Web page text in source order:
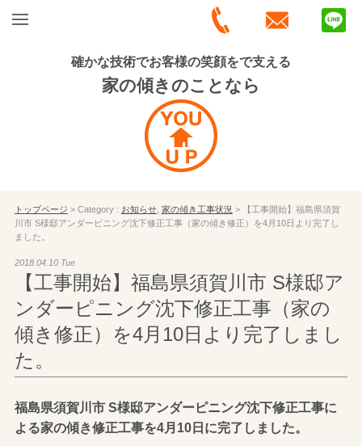
確かな技術でお客様の笑顔をで支える
家の傾きのことなら
トップページ > Category : お知らせ, 家の傾き工事状況 > 【工事開始】福島県須賀
川市 S様邸アンダーピニング沈下修正工事（家の傾き修正）を4月10日より完了し
ました。
2018.04.10 Tue
【工事開始】福島県須賀川市 S様邸ア
ンダーピニング沈下修正工事（家の
傾き修正）を4月10日より完了しまし
た。
福島県須賀川市 S様邸アンダーピニング沈下修正工事に
よる家の傾き修正工事を4月10日に完了しました。